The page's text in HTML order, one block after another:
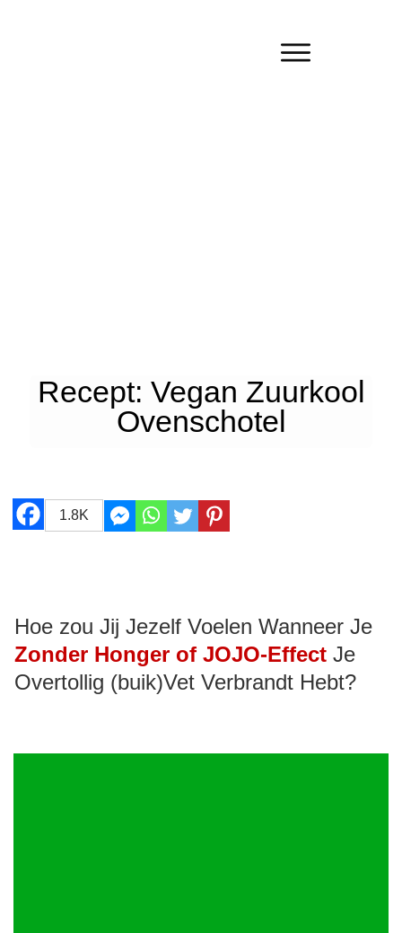
Recept: Vegan Zuurkool
Ovenschotel
1.8K
Hoe zou Jij Jezelf Voelen Wanneer Je
Zonder Honger of JOJO-Effect Je
Overtollig (buik)Vet Verbrandt Hebt?